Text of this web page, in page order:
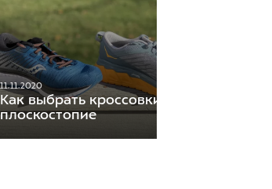
11.11.2020
Как выбрать кроссовки, если у вас
плоскостопие